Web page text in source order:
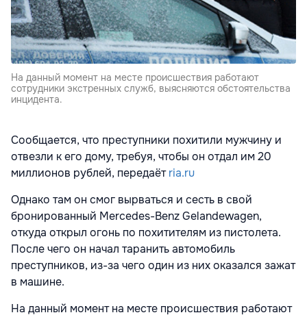
На данный момент на месте происшествия работают
сотрудники экстренных служб, выясняются обстоятельства
инцидента.
Сообщается, что преступники похитили мужчину и
отвезли к его дому, требуя, чтобы он отдал им 20
миллионов рублей, передаётria.ru
Однако там он смог вырваться и сесть в свой
бронированный Mercedes-Benz Gelandewagen,
откуда открыл огонь по похитителям из пистолета.
После чего он начал таранить автомобиль
преступников, из-за чего один из них оказался зажат
в машине.
На данный момент на месте происшествия работают